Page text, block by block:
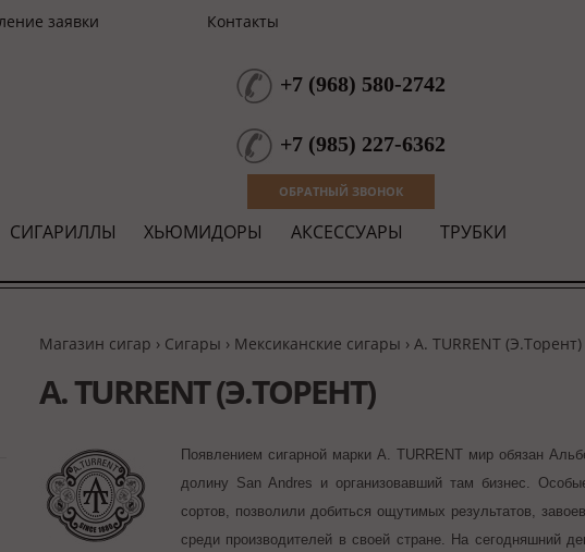
заявки Контакты
+7 (968) 580-2742
+7 (985) 227-6362
ОБРАТНЫЙ ЗВОНОК
СИГАРИЛЛЫ ХЬЮМИДОРЫ АКСЕССУАРЫ ТРУБКИ
Магазин сигар › Сигары › Мексиканские сигары › A. TURRENT (Э.Торент)
A. TURRENT (Э.ТОРЕНТ)
Появлением сигарной марки A. TURRENT мир обязан
долину San Andres и организовавший там бизнес.
сортов, позволили добиться ощутимых результатов,
среди производителей в своей стране. На сегодняшний